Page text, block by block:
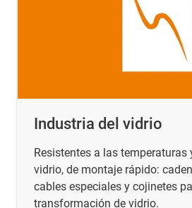
Industria del vidrio
Resistentes a las temperaturas
vidrio, de montaje rápido:
cables especiales y cojinetes
transformación de vidrio.